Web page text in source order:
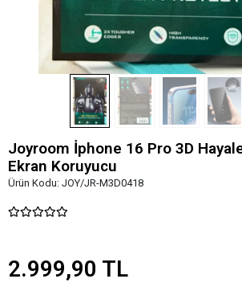
Joyroom İphone 16 Pro 3D
Ekran Koruyucu
Ürün Kodu: JOY/JR-M3D0418
2.999,90 TL